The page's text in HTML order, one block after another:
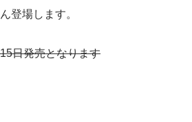
登場します。
日発売となります